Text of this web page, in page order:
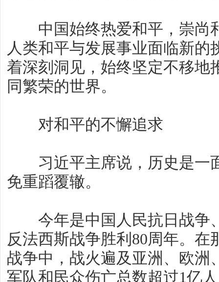
中国始终热爱和平，崇尚
人类和平与发展事业面临新的
着深刻洞见，始终坚定不移地
同繁荣的世界。
对和平的不懈追求
习近平主席说，历史是一
免重蹈覆辙。
今年是中国人民抗日战争
反法西斯战争胜利80周年。
战争中，战火遍及亚洲、欧洲
军队和民众伤亡总数超过1亿